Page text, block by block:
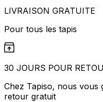
LIVRAISON GRATUITE
Pour tous les tapis
30 JOURS POUR
Chez Tapiso, nous
retour gratuit